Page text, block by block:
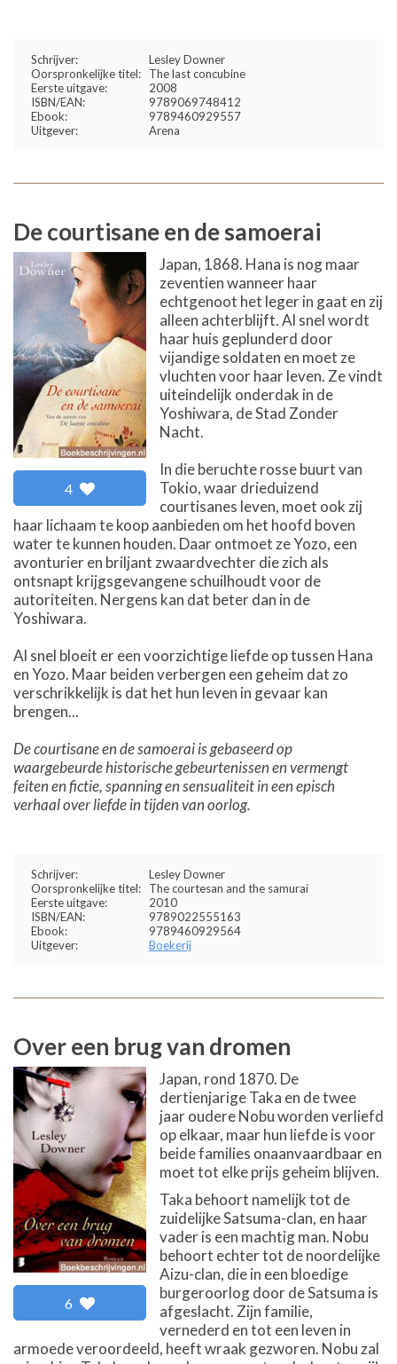
Schrijver:
Lesley Downer
Oorspronkelijke titel:
The last concubine
Eerste uitgave:
2008
ISBN/EAN:
9789069748412
Ebook:
9789460929557
Uitgever:
Arena
De courtisane en de samoerai
4
Japan, 1868. Hana is nog maar
zeventien wanneer haar
echtgenoot het leger in gaat en zij
alleen achterblijft. Al snel wordt
haar huis geplunderd door
vijandige soldaten en moet ze
vluchten voor haar leven. Ze vindt
uiteindelijk onderdak in de
Yoshiwara, de Stad Zonder
Nacht.
In die beruchte rosse buurt van
Tokio, waar drieduizend
courtisanes leven, moet ook zij
haar lichaam te koop aanbieden om het hoofd boven
water te kunnen houden. Daar ontmoet ze Yozo, een
avonturier en briljant zwaardvechter die zich als
ontsnapt krijgsgevangene schuilhoudt voor de
autoriteiten. Nergens kan dat beter dan in de
Yoshiwara.
Al snel bloeit er een voorzichtige liefde op tussen Hana
en Yozo. Maar beiden verbergen een geheim dat zo
verschrikkelijk is dat het hun leven in gevaar kan
brengen...
De courtisane en de samoerai is gebaseerd op
waargebeurde historische gebeurtenissen en vermengt
feiten en fictie, spanning en sensualiteit in een episch
verhaal over liefde in tijden van oorlog.
Schrijver:
Lesley Downer
Oorspronkelijke titel:
The courtesan and the samurai
Eerste uitgave:
2010
ISBN/EAN:
9789022555163
Ebook:
9789460929564
Uitgever:
Boekerij
Over een brug van dromen
6
Japan, rond 1870. De
dertienjarige Taka en de twee
jaar oudere Nobu worden verliefd
op elkaar, maar hun liefde is voor
beide families onaanvaardbaar en
moet tot elke prijs geheim blijven.
Taka behoort namelijk tot de
zuidelijke Satsuma-clan, en haar
vader is een machtig man. Nobu
behoort echter tot de noordelijke
Aizu-clan, die in een bloedige
burgeroorlog door de Satsuma is
afgeslacht. Zijn familie,
vernederd en tot een leven in
armoede veroordeeld, heeft wraak gezworen. Nobu zal